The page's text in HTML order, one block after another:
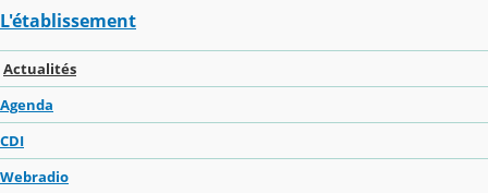
L'établissement
Actualités
Agenda
CDI
Webradio